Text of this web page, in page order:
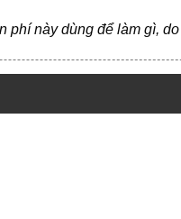
phí này dùng để làm gì,